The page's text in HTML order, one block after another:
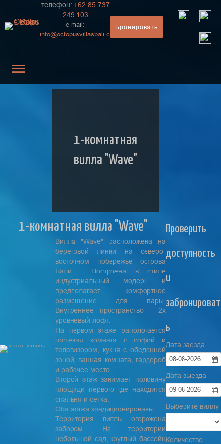
телефон: +62 85 737
249 103
e-mail:
info@octopusvillasbali.com
Бронировать
1-комнатная
вилла "Wave"
1-комнатная вилла "Wave"
Вилла "Wave" расположена на
береговой линии на северо-
восточном побережье острова
Бали. Построена в стиле
индустриальный модерн и
предполагает комфортное
размещение для пары.
Внутреннее пространство - 2х
уровневый лофт.
На первом этаже рапологается
гостевая комната с софой и
телевизором, кухня с обеденной
зоной, ванная комната, гардероб
и рабочее место.
Второй этаж занимает половину
площиди первого где находится
спальня и сетка.
Оба этажа кондиционированы.
Территория виллы огорожена
забором. На территории
небольшой сад, круглый бассейн
Проверить
доступность
и
забронироват
ь
Дата заезда
08-08-2026
Дата выезда
09-08-2026
Выберите виллу
Количество